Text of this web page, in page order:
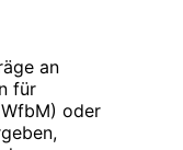
an
für
oder